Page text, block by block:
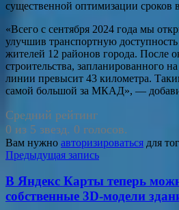
существенной оптимизации сроков
«Всего с сентября 2024 года мы
улучшив транспортную
жителей 12 районов города. После
строительства, запланированного
линии превысит 43 километра.
самой большой за МКАД», —
Средний рейтинг
0 из 5 звезд. 0 голосов.
Вам нужно авторизироваться для
Навигация
по
записям
Предыдущая запись
В Яндекс Карты теперь
собственные 3D-модели